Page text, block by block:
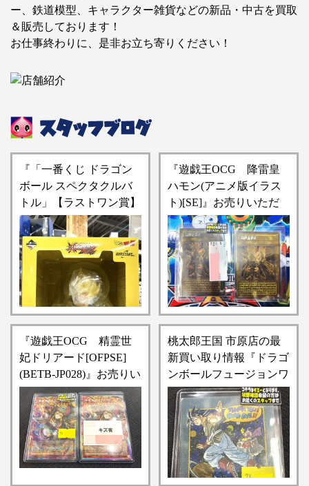
ー、鉄道模型、キャラクター雑貨などの新品・中古を買取
＆販売しております！
お仕事終わりに、是非お立ち寄りください！
『「一番くじ ドラゴン
ボール スペクタクルバ
トル」【ラストワン賞】
超サイヤ人孫悟空
BURSTANT フィギュ
ア』買い取りさせていた
だきました！！【桃太郎
王国 市原店の買取情報
をお知らせします】
『遊戯王OCG 降雷皇
ハモン(アニメ版イラス
ト)[SE]』お売りいただ
きました！！【桃太郎王
国 市原店の入荷情報と
なります】
『遊戯王OCG 精霊世
妃ドリアード[OFPSE]
(BETB-JP028)』お売りい
ただきました！！【桃太
郎王国 市原店の入荷情
報となります】
桃太郎王国 市原店の最
新買い取り情報『ドラゴ
ンボールフュージョンワ
ールド エナジーマーカ
ー[E-90]（42巻表紙）』